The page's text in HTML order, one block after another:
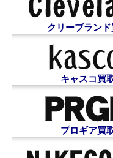
クリーブランド
キャスコ買
プロギア買